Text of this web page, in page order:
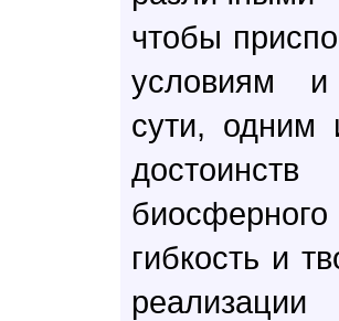
чтобы
условиям
сути, одним
гибкость и